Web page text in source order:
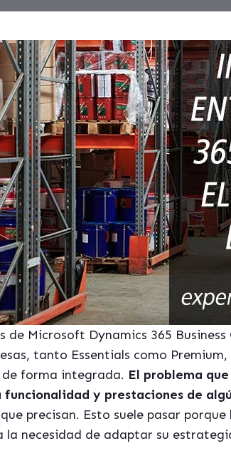
de Microsoft Dynamics 365
tanto Essentials como
forma integrada. El problema
y prestaciones de
precisan. Esto suele pasar
necesidad de adaptar su